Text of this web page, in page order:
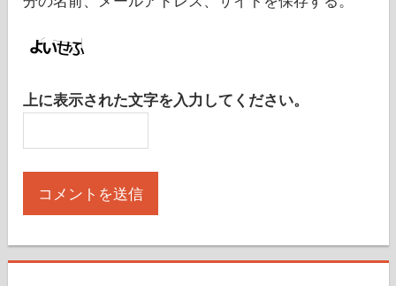
上に表示された文字を入力してください。